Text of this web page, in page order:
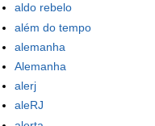
aldo rebelo
além do tempo
alemanha
Alemanha
alerj
aleRJ